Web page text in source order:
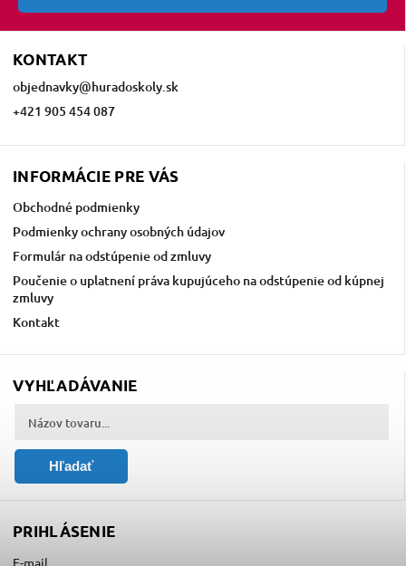
KONTAKT
objednavky@huradoskoly.sk
+421 905 454 087
INFORMÁCIE PRE VÁS
Obchodné podmienky
Podmienky ochrany osobných údajov
Formulár na odstúpenie od zmluvy
Poučenie o uplatnení práva kupujúceho na odstúpenie od kúpnej
zmluvy
Kontakt
VYHĽADÁVANIE
Hľadať
PRIHLÁSENIE